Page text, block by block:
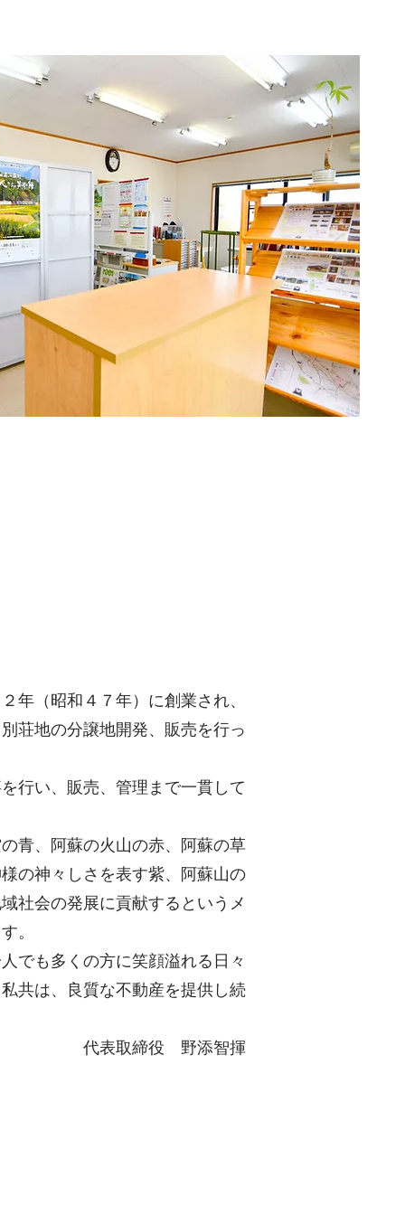
年（昭和４７年）に創業され、
荘地の分譲地開発、販売を行っ
行い、販売、管理まで一貫して
青、阿蘇の火山の赤、阿蘇の草
の神々しさを表す紫、阿蘇山の
社会の発展に貢献するというメ
。
でも多くの方に笑顔溢れる日々
共は、良質な不動産を提供し続
野添智揮